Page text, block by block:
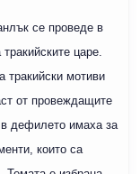
се проведе в
царе.
тракийски мотиви
от провеждащите
в дефилето имаха за
които са